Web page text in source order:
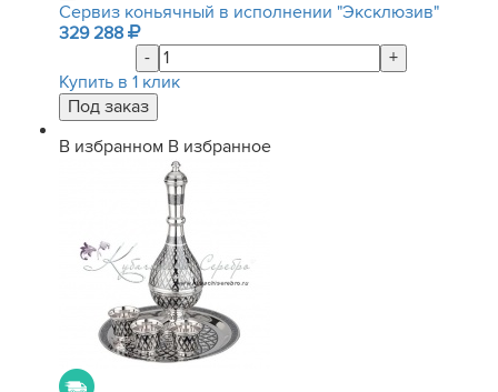
Сервиз коньячный в исполнении "Эксклюзив"
329 288
-
+
Купить в 1 клик
В избранном В избранное